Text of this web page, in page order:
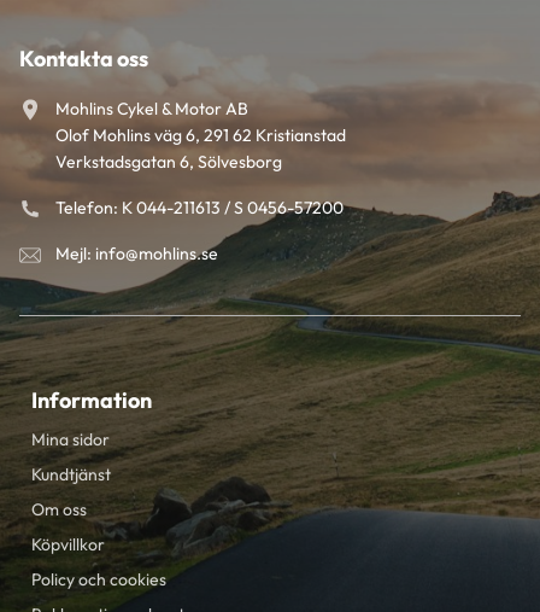
Kontakta oss
Mohlins Cykel & Motor AB
Olof Mohlins väg 6, 291 62 Kristianstad
Verkstadsgatan 6, Sölvesborg
Telefon: K 044-211613 / S 0456-57200
Mejl: info@mohlins.se
Information
Mina sidor
Kundtjänst
Om oss
Köpvillkor
Policy och cookies